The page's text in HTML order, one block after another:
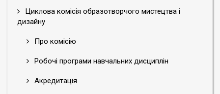
Циклова комісія образотворчого мистецтва і
дизайну
Про комісію
Робочі програми навчальних дисциплін
Акредитація